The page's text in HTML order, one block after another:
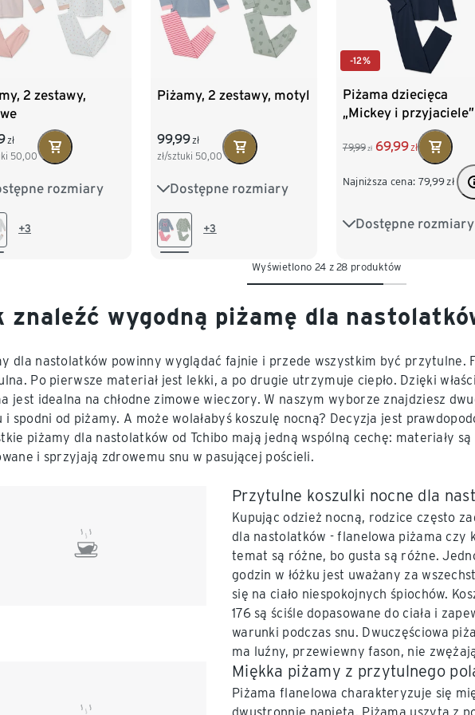
2 zestawy,
zł
50,00
rozmiary
98/104
+3
Piżamy, 2 zestawy, motyl
99,99 zł
zł/sztuki 50,00
Dostępne rozmiary
86/92 98/104
110/116 +3
-12%
Piżama dziecięca
„Mickey i przyjaciele”
79,99 zł 69,99 zł
Najniższa cena: 79,99 zł
Dostępne rozmiary
122/128 134/140
Wyświetlono 24 z 28 produktów
znaleźć wygodną piżamę dla
dla nastolatków powinny wyglądać fajnie i przede wszystkim być przytulne.
Po pierwsze materiał jest lekki, a po drugie utrzymuje ciepło. Dzięki
jest idealna na chłodne zimowe wieczory. W naszym wyborze znajdziesz
i spodni od piżamy. A może wolałabyś koszulę nocną? Decyzja jest
piżamy dla nastolatków od Tchibo mają jedną wspólną cechę: materiały
i sprzyjają zdrowemu snu w pasującej pościeli.
Przytulne koszulki nocne dla
Kupując odzież nocną, rodzice często
dla nastolatków - flanelowa piżama czy
temat są różne, bo gusta są różne.
godzin w łóżku jest uważany za
się na ciało niespokojnych śpiochów.
176 są ściśle dopasowane do ciała i
warunki podczas snu. Dwuczęściowa
ma luźny, przewiewny fason, nie
Miękka piżamy z przytulnego
Piżama flanelowa charakteryzuje się